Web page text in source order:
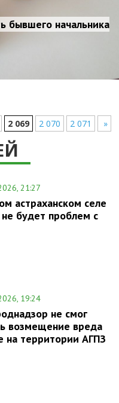
бывшего начальника
2 069 2 070 2 071 »
21:27
астраханском селе
будет проблем с
19:24
не смог
возмещение вреда
на территории АГПЗ